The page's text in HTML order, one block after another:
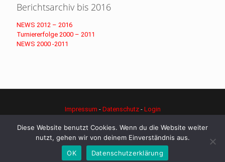
Berichtsarchiv bis 2016
NEWS 2012 – 2016
Turniererfolge 2000 – 2011
NEWS 2000 -2011
Impressum - Datenschutz- Login
Diese Website benutzt Cookies. Wenn du die Website weiter
nutzt, gehen wir von deinem Einverständnis aus.
OK
Datenschutzerklärung